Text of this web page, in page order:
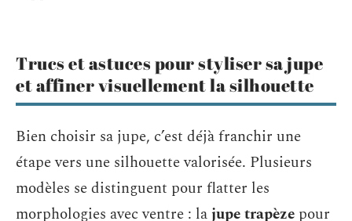
Trucs et astuces pour styliser sa jupe
et affiner visuellement la silhouette
Bien choisir sa jupe, c’est déjà franchir une
étape vers une silhouette valorisée. Plusieurs
modèles se distinguent pour flatter les
morphologies avec ventre : lajupe trapèze pour